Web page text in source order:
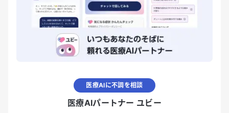
医療AIに不調を相談
医療AIパートナー ユビー